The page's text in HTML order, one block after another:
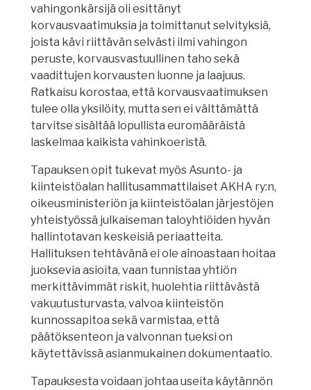
vahingonkärsijä oli esittänyt
korvausvaatimuksia ja toimittanut selvityksiä,
joista kävi riittävän selvästi ilmi vahingon
peruste, korvausvastuullinen taho sekä
vaadittujen korvausten luonne ja laajuus.
Ratkaisu korostaa, että korvausvaatimuksen
tulee olla yksilöity, mutta sen ei välttämättä
tarvitse sisältää lopullista euromääräistä
laskelmaa kaikista vahinkoeristä.
Tapauksen opit tukevat myös Asunto- ja
kiinteistöalan hallitusammattilaiset AKHA ry:n,
oikeusministeriön ja kiinteistöalan järjestöjen
yhteistyössä julkaiseman taloyhtiöiden hyvän
hallintotavan keskeisiä periaatteita.
Hallituksen tehtävänä ei ole ainoastaan hoitaa
juoksevia asioita, vaan tunnistaa yhtiön
merkittävimmät riskit, huolehtia riittävästä
vakuutusturvasta, valvoa kiinteistön
kunnossapitoa sekä varmistaa, että
päätöksenteon ja valvonnan tueksi on
käytettävissä asianmukainen dokumentaatio.
Tapauksesta voidaan johtaa useita käytännön